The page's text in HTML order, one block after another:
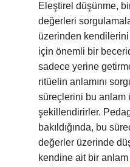
Eleştirel düşünme,
değerleri
üzerinden kendilerini
için önemli bir
sadece yerine
ritüelin anlamını
süreçlerini bu anlam
şekillendirirler.
bakıldığında, bu
değerler üzerinde
kendine ait bir